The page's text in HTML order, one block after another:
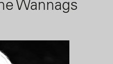
Wannags